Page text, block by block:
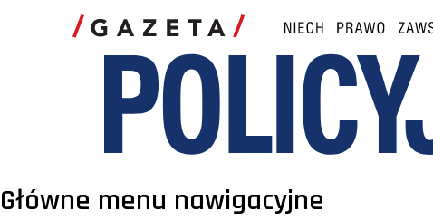
Główne menu nawigacyjne